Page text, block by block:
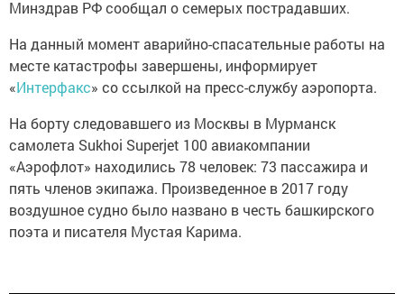
Минздрав РФ сообщал о семерых пострадавших.
На данный момент аварийно-спасательные работы на
месте катастрофы завершены, информирует
«Интерфакс» со ссылкой на пресс-службу аэропорта.
На борту следовавшего из Москвы в Мурманск
самолета Sukhoi Superjet 100 авиакомпании
«Аэрофлот» находились 78 человек: 73 пассажира и
пять членов экипажа. Произведенное в 2017 году
воздушное судно было названо в честь башкирского
поэта и писателя Мустая Карима.